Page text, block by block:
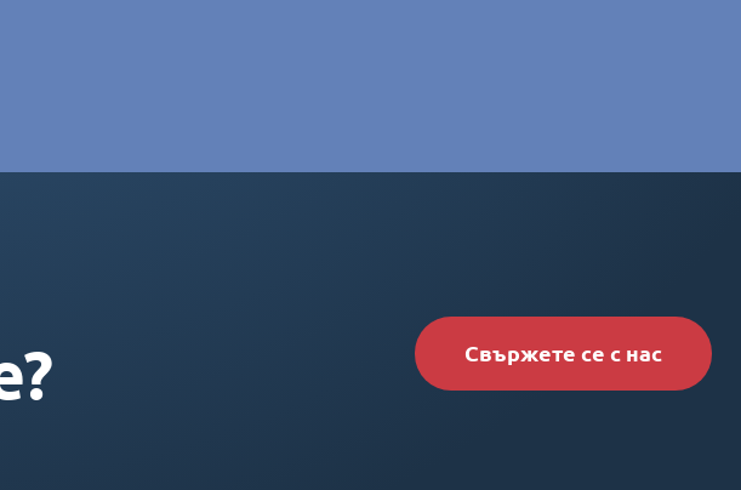
Свържете се с нас